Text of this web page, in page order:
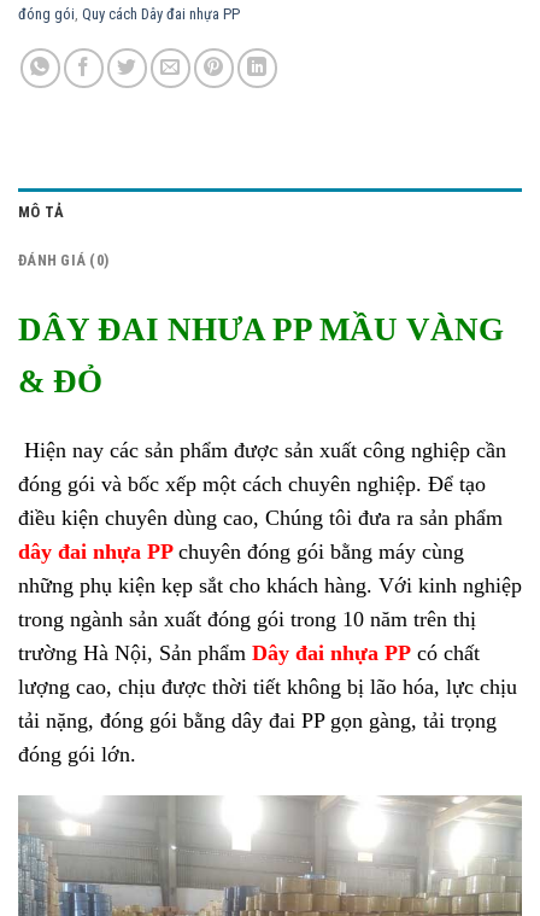
đóng gói Quy cách Dây đai nhựa PP
MÔ TẢ
ĐÁNH GIÁ (0)
DÂY ĐAI NHƯA PP MẦU VÀNG
& ĐỎ
Hiện nay các sản phẩm được sản xuất công nghiệp cần
đóng gói và bốc xếp một cách chuyên nghiệp. Để tạo
điều kiện chuyên dùng cao, Chúng tôi đưa ra sản phẩm
dây đai nhựa PP chuyên đóng gói bằng máy cùng
những phụ kiện kẹp sắt cho khách hàng. Với kinh nghiệp
trong ngành sản xuất đóng gói trong 10 năm trên thị
trường Hà Nội, Sản phẩm Dây đai nhựa PP có chất
lượng cao, chịu được thời tiết không bị lão hóa, lực chịu
tải nặng, đóng gói bằng dây đai PP gọn gàng, tải trọng
đóng gói lớn.